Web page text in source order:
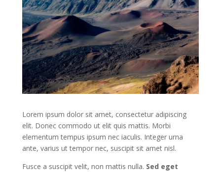
Lorem ipsum dolor sit amet, consectetur adipiscing
elit. Donec commodo ut elit quis mattis. Morbi
elementum tempus ipsum nec iaculis. Integer urna
ante, varius ut tempor nec, suscipit sit amet nisl.
Fusce a suscipit velit, non mattis nulla. Sed eget